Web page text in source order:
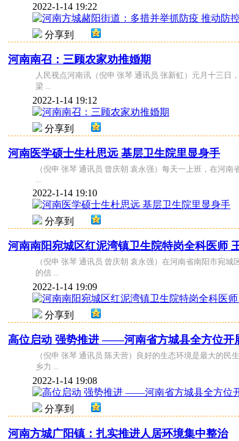
2022-1-14 19:22
分享到
河南南召：三顾农家劝推婚期
人民视点河南讯（倪申 张琴 通讯员 张新虹）元月十三日
梁 ...
2022-1-14 19:12
分享到
河南医学硕士生杜思远 基层卫生院里显身手
（倪申 张琴 通讯员 曾庆朝 袁永强）每天一上班，在河
2022-1-14 19:10
分享到
河南南阳宛城区红泥湾镇卫生院特岗全科医师
（倪申 张琴 通讯员 曾庆朝 袁永强）在河南省南阳市宛
的信 ...
2022-1-14 19:09
分享到
高位启动 强势推进 ——河南省方城县全方位开
（倪申 张琴 通讯员 陈天营）良好的生态环境是最大的
乡力 ...
2022-1-14 19:08
分享到
河南方城广阳镇：扎实推进人居环境集中整治